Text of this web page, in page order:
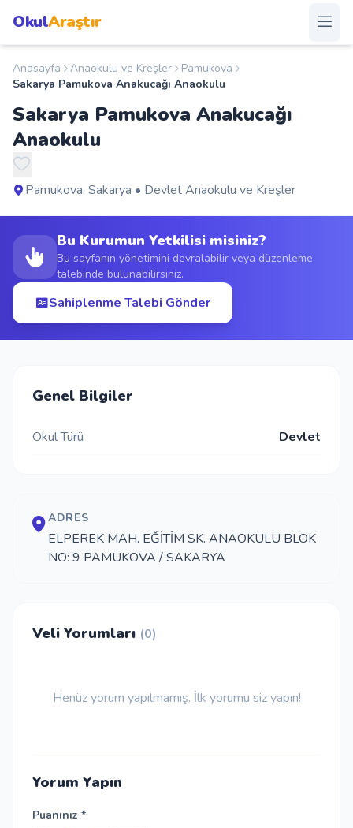
OkulAraştır
Anasayfa
Okullar
Şehirler
Duyurular
S.S.S.
Blog
Okul Ekle
Anasayfa Anaokulu ve Kreşler
Pamukova
Sakarya Pamukova Anakucağı Anaokulu
Sakarya Pamukova Anakucağı
Anaokulu
Pamukova, Sakarya • Devlet Anaokulu ve Kreşler
Bu Kurumun Yetkilisi misiniz?
Bu sayfanın yönetimini devralabilir veya düzenleme
talebinde bulunabilirsiniz.
Sahiplenme Talebi Gönder
Genel Bilgiler
Okul Türü Devlet
ADRES
ELPEREK MAH. EĞİTİM SK. ANAOKULU BLOK
NO: 9 PAMUKOVA / SAKARYA
Veli Yorumları (0)
Henüz yorum yapılmamış. İlk yorumu siz yapın!
Yorum Yapın
Puanınız *